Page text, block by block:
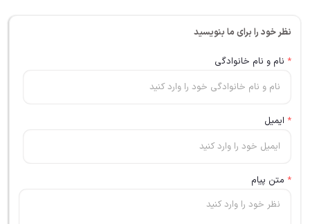
نظر خود را برای ما بنویسید
* نام و نام خانوادگی
* ایمیل
* متن پیام